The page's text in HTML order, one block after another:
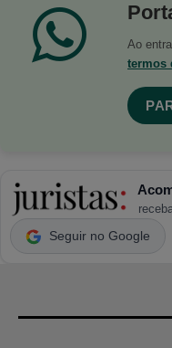
Ao
termos
Seguir no Google